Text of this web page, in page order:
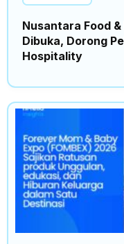
Nusantara Food
Dibuka, Dorong
Hospitality